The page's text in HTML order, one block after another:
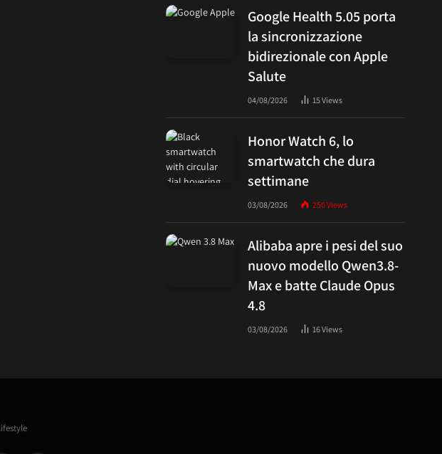
Google Health 5.05 porta
la sincronizzazione
bidirezionale con Apple
Salute
04/08/2026 15Views
Honor Watch 6, lo
smartwatch che dura
settimane
03/08/2026 250Views
Alibaba apre i pesi del suo
nuovo modello Qwen3.8-
Max e batte Claude Opus
4.8
03/08/2026 16Views